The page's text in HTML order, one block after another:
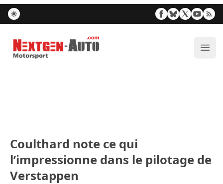
Nextgen-Auto.com
Coulthard note ce qui
l’impressionne dans le pilotage de
Verstappen